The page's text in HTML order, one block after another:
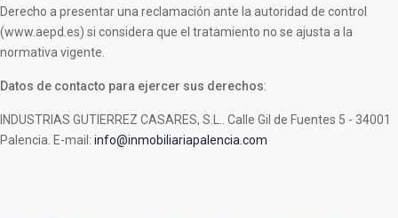
Derecho a presentar una reclamación ante la autoridad de control
(www.aepd.es) si considera que el tratamiento no se ajusta a la
normativa vigente.
Datos de contacto para ejercer sus derechos:
INDUSTRIAS GUTIERREZ CASARES, S.L.. Calle Gil de Fuentes 5 - 34001
Palencia. E-mail:info@inmobiliariapalencia.com